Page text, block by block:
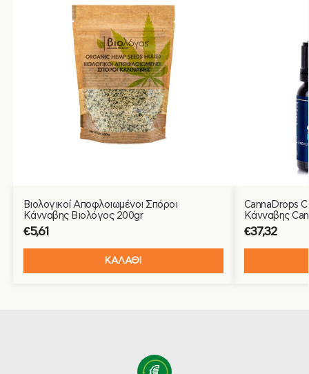
Βιολογικοί Αποφλοιωμένοι Σπόροι
Κάνναβης Βιολόγος 200gr
€5,61
ΚΑΛΑΘΙ
CannaDrops
Κάνναβης
€37,32